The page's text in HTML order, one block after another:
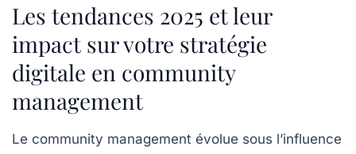
Les tendances 2025 et leur
impact sur votre stratégie
digitale en community
management
Le community management évolue sous l’influence